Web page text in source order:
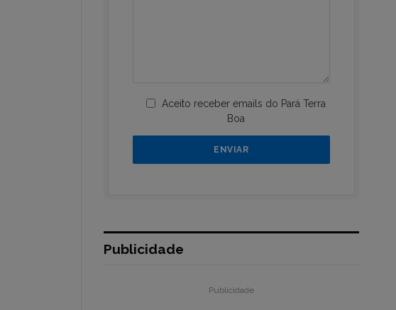
Aceito receber emails do Pará Terra
Boa
Publicidade
Publicidade